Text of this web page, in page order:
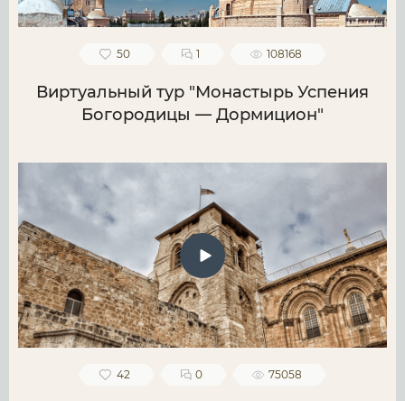
50 1 108168
Виртуальный тур "Монастырь Успения
Богородицы — Дормицион"
42 0 75058